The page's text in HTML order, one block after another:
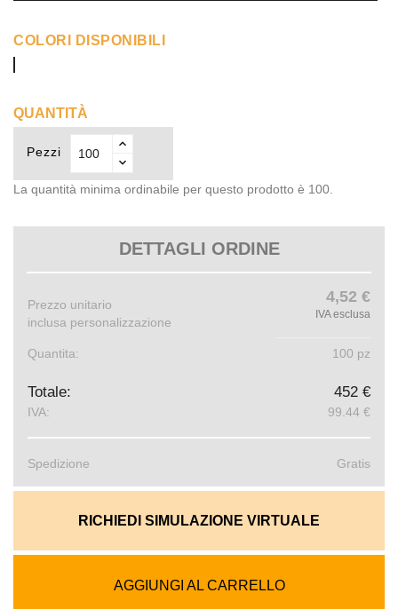
COLORI DISPONIBILI
QUANTITÀ
Pezzi
La quantità minima ordinabile per questo prodotto è 100.
DETTAGLI ORDINE
Prezzo unitario
inclusa personalizzazione
4,52 €
IVA esclusa
Quantita: 100 pz
Totale: 452 €
IVA: 99.44 €
Spedizione Gratis
RICHIEDI SIMULAZIONE VIRTUALE
AGGIUNGI AL CARRELLO